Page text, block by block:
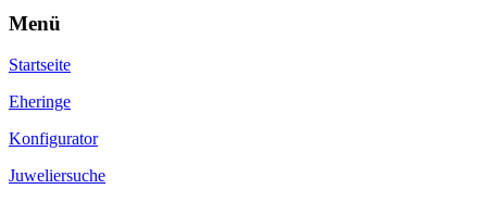
Menü
Startseite
Eheringe
Konfigurator
Juweliersuche